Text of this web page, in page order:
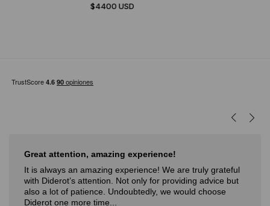
$4400 USD
Muy buena experiencia
Muy buena experiencia. Diderot es una excelente y
novedosa forma de poder ver, aprender, comprar arte y
con la posibilidad de probarlo. Me fue muy bien!